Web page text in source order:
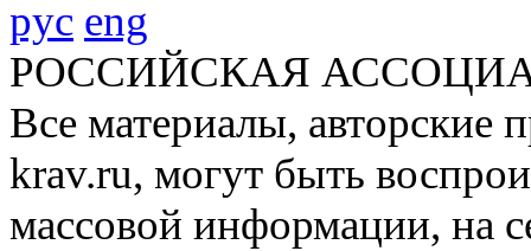
рус eng
РОССИЙСКАЯ
Все материалы, авторские
krav.ru, могут быть
массовой информации, на